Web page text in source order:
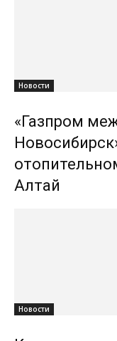
Новости
«Газпром
Алтай
Новости